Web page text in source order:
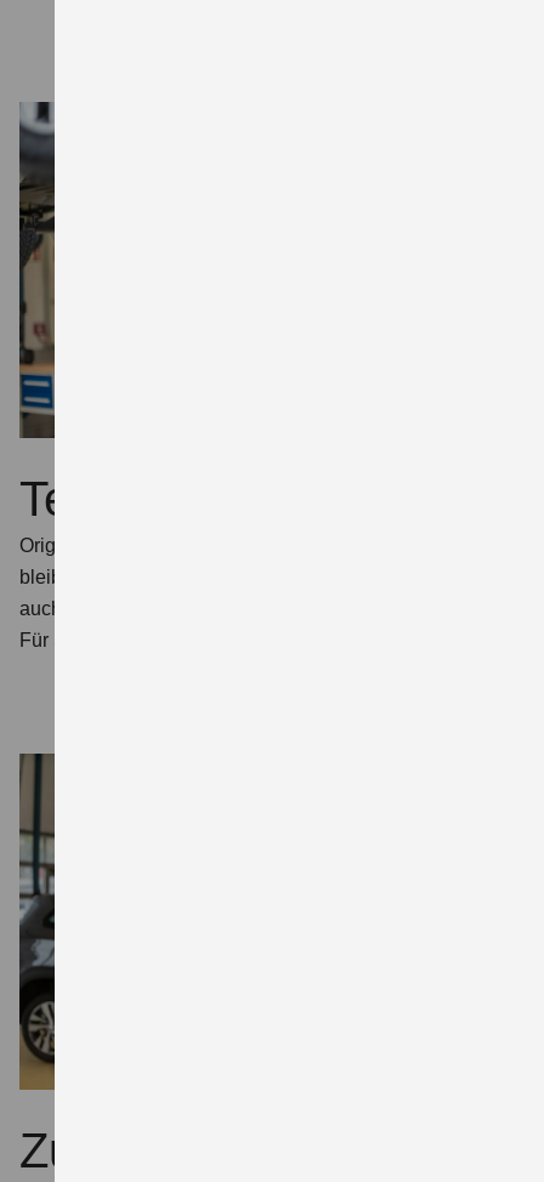
Teile
Originalteile sorgen dafür, dass Ihr Suzuki 100 % Suzuki
bleibt. Für eine gleichbleibend hohe Fahrzeugqualität,
auch über viele Jahre hinweg.
Für Sie heißt das: Werterhalt.
Zubehör